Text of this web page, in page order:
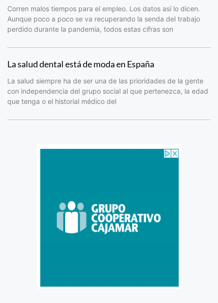
Corren malos tiempos para el empleo. Los datos así lo dicen.
Aunque poco a poco se va recuperando la senda del trabajo
perdido durante la pandemia, todos estas cifras son
La salud dental está de moda en España
La salud siempre ha de ser una de las prioridades de la gente
con independencia del grupo social al que pertenezca, la edad
que tenga o el historial médico del